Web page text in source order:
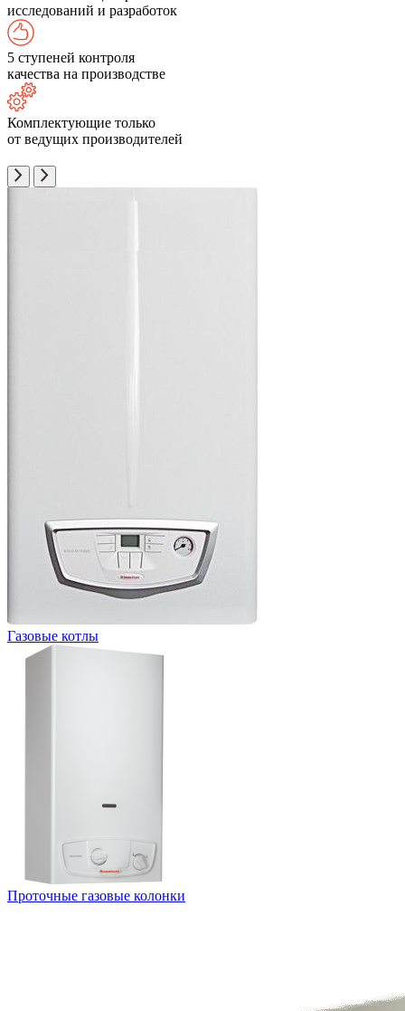
исследований и разработок
5 ступеней контроля
качества на производстве
Комплектующие только
от ведущих производителей
Газовые котлы
Проточные газовые колонки